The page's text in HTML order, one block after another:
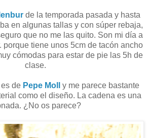
de la temporada pasada y hasta
en algunas tallas y con súper rebaja,
que no me las quito. Son mi día a
porque tiene unos 5cm de tacón ancho
cómodas para estar de pie las 5h de
clase.
de Pepe Moll
y me parece bastante
como el diseño. La cadena es una
¿No os parece?